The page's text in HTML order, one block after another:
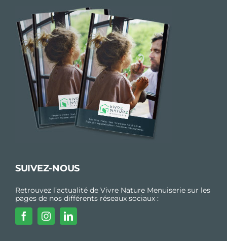
SUIVEZ-NOUS
Retrouvez l’actualité de Vivre Nature Menuiserie sur les
pages de nos différents réseaux sociaux :